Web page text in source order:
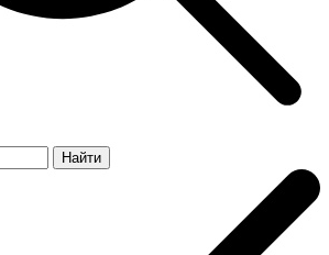
Найти